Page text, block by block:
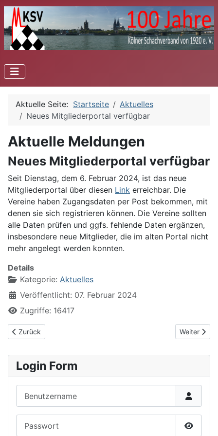
Aktuelle Seite: Startseite
Aktuelles
Neues Mitgliederportal verfügbar
Aktuelle Meldungen
Neues Mitgliederportal verfügbar
Seit Dienstag, dem 6. Februar 2024, ist das neue
Mitgliederportal über diesen Link erreichbar. Die
Vereine haben Zugangsdaten per Post bekommen, mit
denen sie sich registrieren können. Die Vereine sollten
alle Daten prüfen und ggfs. fehlende Daten ergänzen,
insbesondere neue Mitglieder, die im alten Portal nicht
mehr angelegt werden konnten.
Details
Kategorie: Aktuelles
Veröffentlicht: 07. Februar 2024
Zugriffe: 16417
Vorheriger Beitrag: GM Dr. Robert Hübner verstorben
Zurück Nächster
Weiter
Login Form